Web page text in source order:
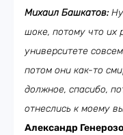
Михаил Башкатов:
шоке, потому что их
университете
потом они как-то
должное, спасибо,
отнеслись к моему
Александр